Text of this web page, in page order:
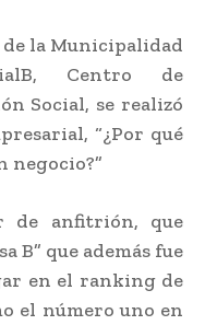
la Municipalidad
Centro de
Social, se realizó
“¿Por qué
negocio?”
de anfitrión, que
B” que además fue
en el ranking de
el número uno en